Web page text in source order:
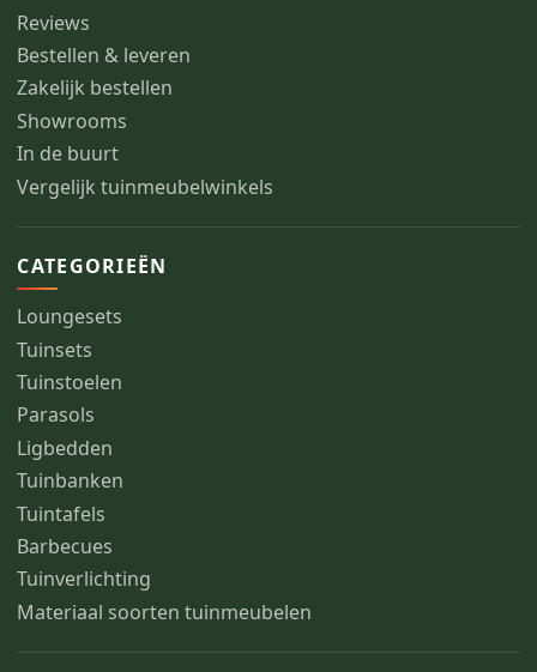
Reviews
Bestellen & leveren
Zakelijk bestellen
Showrooms
In de buurt
Vergelijk tuinmeubelwinkels
CATEGORIEËN
Loungesets
Tuinsets
Tuinstoelen
Parasols
Ligbedden
Tuinbanken
Tuintafels
Barbecues
Tuinverlichting
Materiaal soorten tuinmeubelen